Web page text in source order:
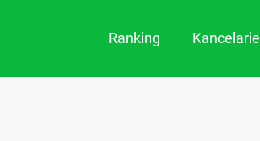
Ranking Kancelarie